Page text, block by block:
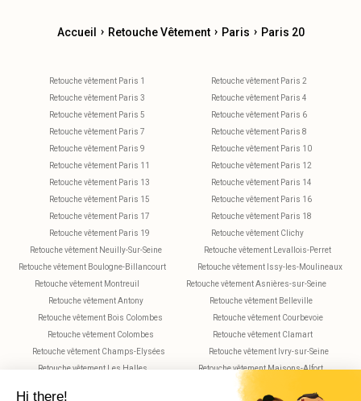
Accueil › Retouche Vêtement › Paris › Paris 20
Retouche vêtement Paris 1
Retouche vêtement Paris 2
Retouche vêtement Paris 3
Retouche vêtement Paris 4
Retouche vêtement Paris 5
Retouche vêtement Paris 6
Retouche vêtement Paris 7
Retouche vêtement Paris 8
Retouche vêtement Paris 9
Retouche vêtement Paris 10
Retouche vêtement Paris 11
Retouche vêtement Paris 12
Retouche vêtement Paris 13
Retouche vêtement Paris 14
Retouche vêtement Paris 15
Retouche vêtement Paris 16
Retouche vêtement Paris 17
Retouche vêtement Paris 18
Retouche vêtement Paris 19
Retouche vêtement Clichy
Retouche vêtement Neuilly-Sur-Seine
Retouche vêtement Levallois-Perret
Retouche vêtement Boulogne-Billancourt
Retouche vêtement Issy-les-Moulineaux
Retouche vêtement Montreuil
Retouche vêtement Asnières-sur-Seine
Retouche vêtement Antony
Retouche vêtement Belleville
Retouche vêtement Bois Colombes
Retouche vêtement Courbevoie
Retouche vêtement Colombes
Retouche vêtement Clamart
Retouche vêtement Champs-Elysées
Retouche vêtement Ivry-sur-Seine
Retouche vêtement Les Halles
Retouche vêtement Maisons-Alfort
Retouche vêtement Nanterre